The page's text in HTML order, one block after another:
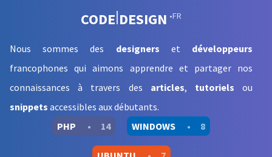
CODE DESIGN •FR
Nous sommes des designers et développeurs
francophones qui aimons apprendre et partager nos
connaissances à travers des articles, tutoriels ou
snippets accessibles aux débutants.
PHP
• 14 WINDOWS • 8